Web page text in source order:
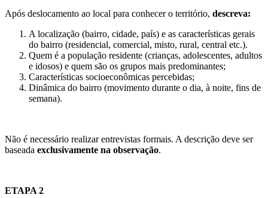
Após deslocamento ao local para conhecer o território, descreva:
A localização (bairro, cidade, país) e as características gerais
do bairro (residencial, comercial, misto, rural, central etc.).
Quem é a população residente (crianças, adolescentes, adultos
e idosos) e quem são os grupos mais predominantes;
Características socioeconômicas percebidas;
Dinâmica do bairro (movimento durante o dia, à noite, fins de
semana).
Não é necessário realizar entrevistas formais. A descrição deve ser
baseada exclusivamente na observação.
ETAPA 2